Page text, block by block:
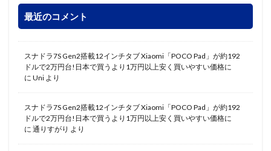
最近のコメント
スナドラ7S Gen2搭載12インチタブ Xiaomi「POCO Pad」が約192
ドルで2万円台!日本で買うより1万円以上安く買いやすい価格に
に Uni より
スナドラ7S Gen2搭載12インチタブ Xiaomi「POCO Pad」が約192
ドルで2万円台!日本で買うより1万円以上安く買いやすい価格に
に 通りすがり より